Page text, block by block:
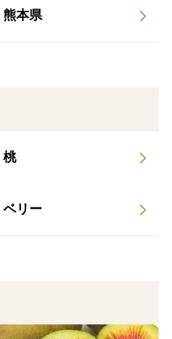
熊本県
桃
ベリー